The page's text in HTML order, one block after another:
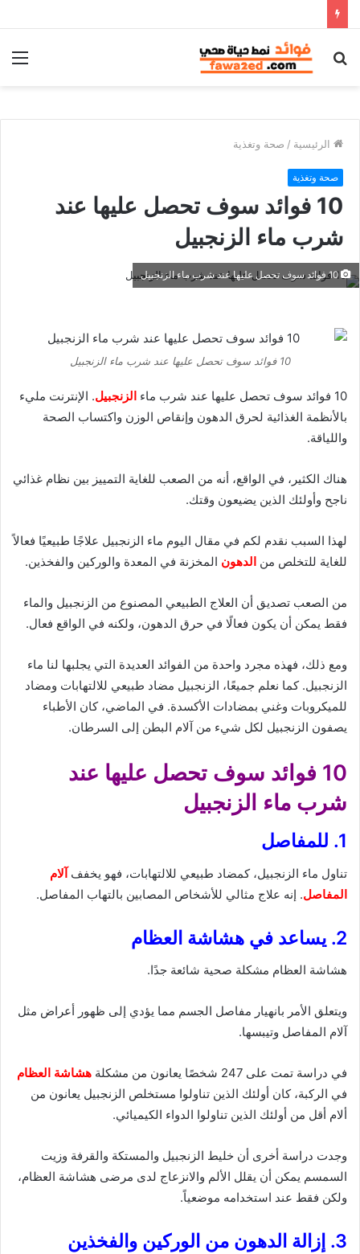
بحث
الرئيسية / صحة وتغذية
صحة وتغذية
10 فوائد سوف تحصل عليها عند
شرب ماء الزنجبيل
10 فوائد سوف تحصل عليها عند شرب ماء الزنجبيل
10 فوائد سوف تحصل عليها عند شرب ماء الزنجبيل
10 فوائد سوف تحصل عليها عند شرب ماء الزنجبيل. الإنترنت مليء
بالأنظمة الغذائية لحرق الدهون وإنقاص الوزن واكتساب الصحة
واللياقة.
هناك الكثير، في الواقع، أنه من الصعب للغاية التمييز بين نظام غذائي
ناجح وأولئك الذين يضيعون وقتك.
لهذا السبب نقدم لكم في مقال اليوم ماء الزنجبيل علاجًا طبيعيًا فعالاً
للغاية للتخلص من الدهون المخزنة في المعدة والوركين والفخذين.
من الصعب تصديق أن العلاج الطبيعي المصنوع من الزنجبيل والماء
فقط يمكن أن يكون فعالًا في حرق الدهون، ولكنه في الواقع فعال.
ومع ذلك، فهذه مجرد واحدة من الفوائد العديدة التي يجلبها لنا ماء
الزنجبيل. كما نعلم جميعًا، الزنجبيل مضاد طبيعي للالتهابات ومضاد
للميكروبات وغني بمضادات الأكسدة. في الماضي، كان الأطباء
يصفون الزنجبيل لكل شيء من آلام البطن إلى السرطان.
10 فوائد سوف تحصل عليها عند
شرب ماء الزنجبيل
1. للمفاصل
تناول ماء الزنجبيل، كمضاد طبيعي للالتهابات، فهو يخففآلام
المفاصل. إنه علاج مثالي للأشخاص المصابين بالتهاب المفاصل.
2. يساعد في هشاشة العظام
هشاشة العظام مشكلة صحية شائعة جدًا.
ويتعلق الأمر بانهيار مفاصل الجسم مما يؤدي إلى ظهور أعراض مثل
آلام المفاصل وتيبسها.
في دراسة تمت على 247 شخصًا يعانون من مشكلة
هشاشة العظام
في الركبة، كان أولئك الذين تناولوا مستخلص الزنجبيل يعانون من
ألام أقل من أولئك الذين تناولوا الدواء الكيميائي.
وجدت دراسة أخرى أن خليط الزنجبيل والمستكة والقرفة وزيت
السمسم يمكن أن يقلل الألم والانزعاج لدى مرضى هشاشة العظام،
ولكن فقط عند استخدامه موضعياً.
3. إزالة الدهون من الوركين والفخذين